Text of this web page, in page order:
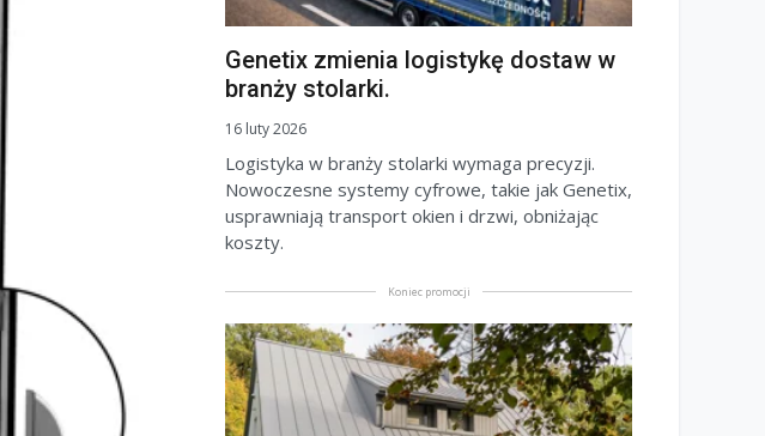
Genetix zmienia logistykę dostaw w
branży stolarki.
16 luty 2026
Logistyka w branży stolarki wymaga precyzji.
Nowoczesne systemy cyfrowe, takie jak Genetix,
usprawniają transport okien i drzwi, obniżając
koszty.
Koniec promocji